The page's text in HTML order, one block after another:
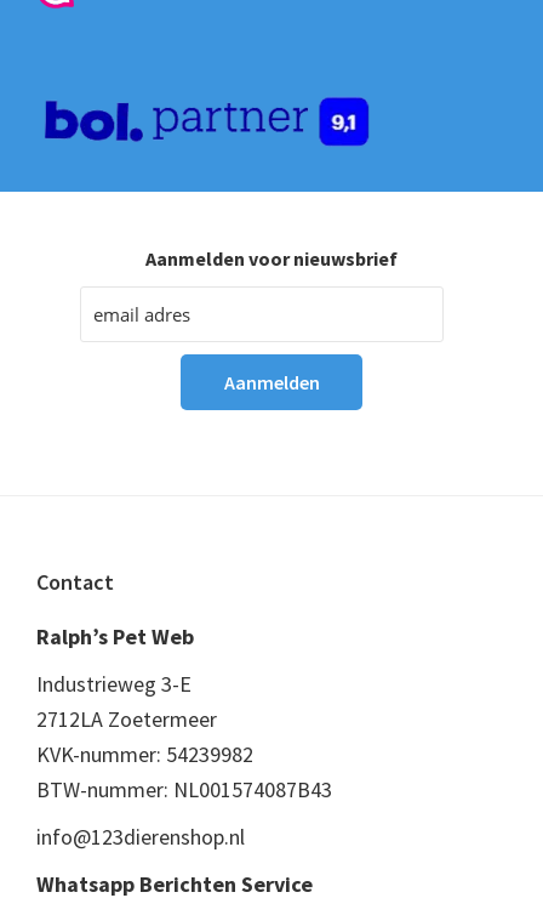
Aanmelden voor nieuwsbrief
Footer
Contact
Ralph’s Pet Web
Industrieweg 3-E
2712LA Zoetermeer
KVK-nummer: 54239982
BTW-nummer: NL001574087B43
info@123dierenshop.nl
Whatsapp Berichten Service